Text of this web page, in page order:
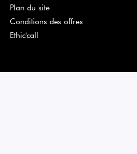
Plan du site
Conditions des offres
Ethic'call